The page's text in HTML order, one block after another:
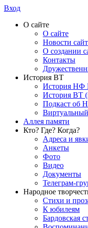
Вход
О сайте
О сайте
Новости
О создании
Контакты
История ВТ
История
История ВТ
Подкаст
Аллея памяти
Кто? Где? Когда?
Адреса и
Анкеты
Фото
Видео
Документы
Телеграм-
Народное
Стихи и
К юбилеям
Бардовская